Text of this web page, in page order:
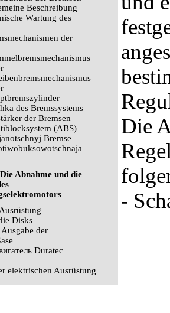
Beschreibung
Wartung des
der
des Bremssystems
der Bremsen
(ABS)
Bremse
Abnahme und die
Disks
der
Duratec
elektrischen Ausrüstung
Die
-